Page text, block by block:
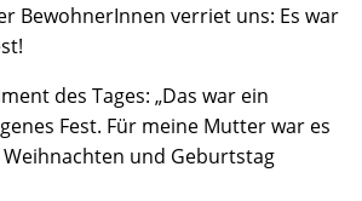
BewohnerInnen verriet uns: Es war
des Tages: „Das war ein
Fest. Für meine Mutter war es
und Geburtstag